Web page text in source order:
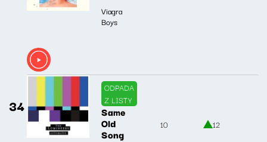
Viagra
Boys
34
ODPADA
Z LISTY
Same
Old
Song
10 12